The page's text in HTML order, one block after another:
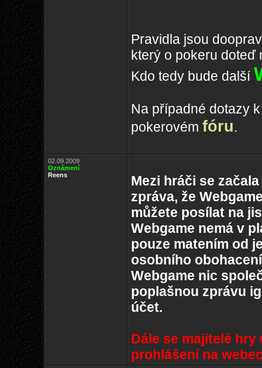
Pravidla jsou
který o pokeru doteď
Kdo tedy bude další
Na případné dotazy
pokerovém fóru.
02.09.2009
Oznámení
Reens
Mezi hráči se
zpráva, že
můžete posílat na
Webgame nemá v
pouze matením od
osobního
Webgame nic
poplašnou zprávu
účet.
Dále se majitelé
prohlášení na